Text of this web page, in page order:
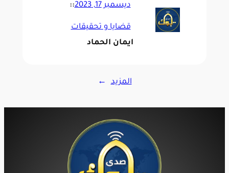
ديسمبر 17, 2023 ::
قضايا و تحقيقات
ايمان الحماد
المزيد →